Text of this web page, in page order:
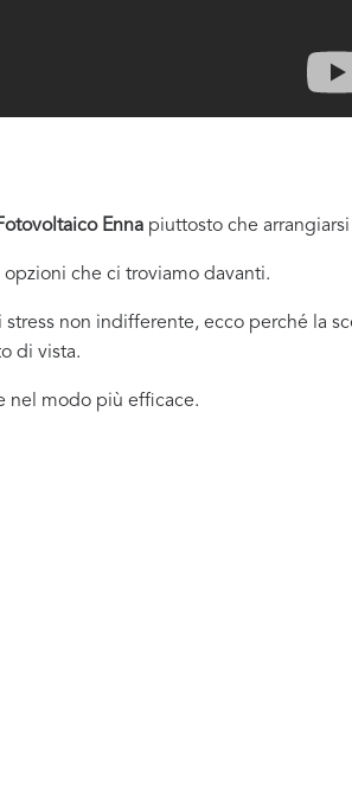
Enna piuttosto che
che ci troviamo davanti.
non indifferente, ecco perché la
di vista.
nel modo più efficace.